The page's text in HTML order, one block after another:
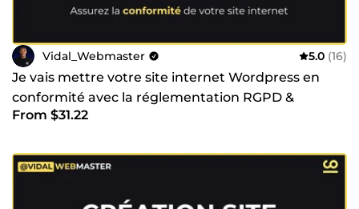
Vidal_Webmaster 5.0 (16)
Je vais mettre votre site internet Wordpress en
conformité avec la réglementation RGPD &
Consent V2 Google
From $31.22